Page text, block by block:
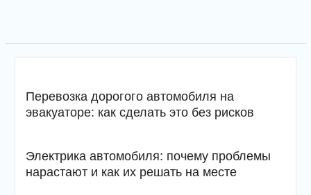
Перевозка дорогого автомобиля на
эвакуаторе: как сделать это без рисков
Электрика автомобиля: почему проблемы
нарастают и как их решать на месте